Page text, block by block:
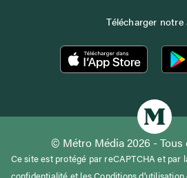
Télécharger notre
© Métro Média 2026 - Tous
Ce site est protégé par reCAPTCHA et par